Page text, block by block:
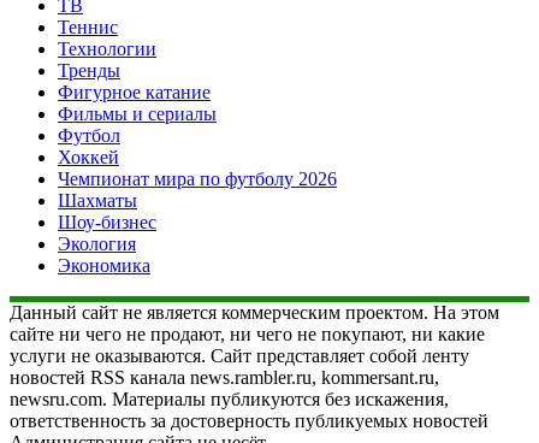
ТВ
Теннис
Технологии
Тренды
Фигурное катание
Фильмы и сериалы
Футбол
Хоккей
Чемпионат мира по футболу 2026
Шахматы
Шоу-бизнес
Экология
Экономика
Данный сайт не является коммерческим проектом. На этом
сайте ни чего не продают, ни чего не покупают, ни какие
услуги не оказываются. Сайт представляет собой ленту
новостей RSS канала news.rambler.ru, kommersant.ru,
newsru.com. Материалы публикуются без искажения,
ответственность за достоверность публикуемых новостей